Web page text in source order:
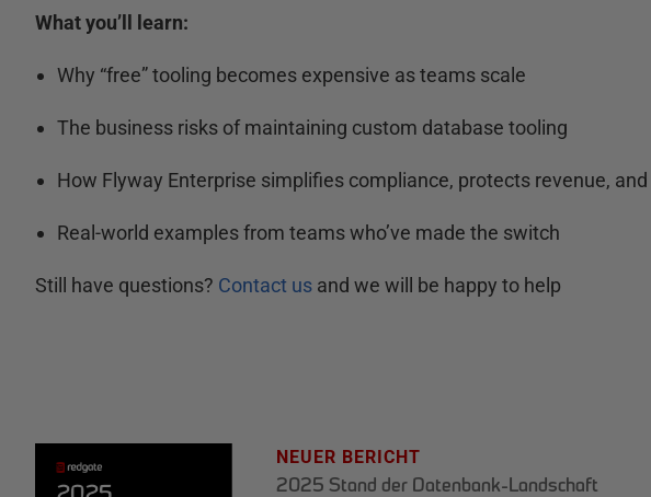
What you’ll learn:
Why “free” tooling becomes expensive as teams scale
The business risks of maintaining custom database tooling
How Flyway Enterprise simplifies compliance, protects revenue,
Real-world examples from teams who’ve made the switch
Still have questions? Contact us and we will be happy to help
NEUER BERICHT
2025 Stand der Datenbank-Landschaft